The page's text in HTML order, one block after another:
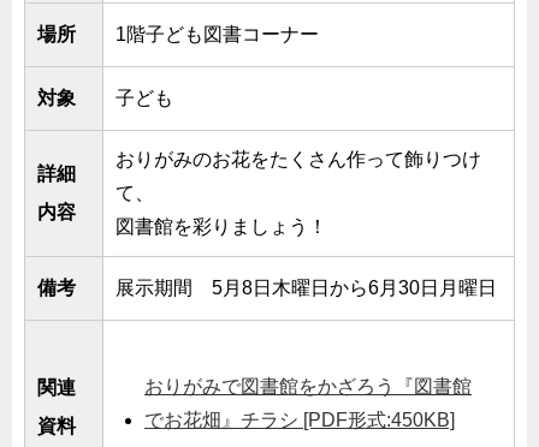
場所 1階子ども図書コーナー
対象 子ども
詳細
内容
おりがみのお花をたくさん作って飾りつけ
て、
図書館を彩りましょう！
備考 展示期間 5月8日木曜日から6月30日月曜日
関連
資料
おりがみで図書館をかざろう『図書館
でお花畑』チラシ [PDF形式:450KB]